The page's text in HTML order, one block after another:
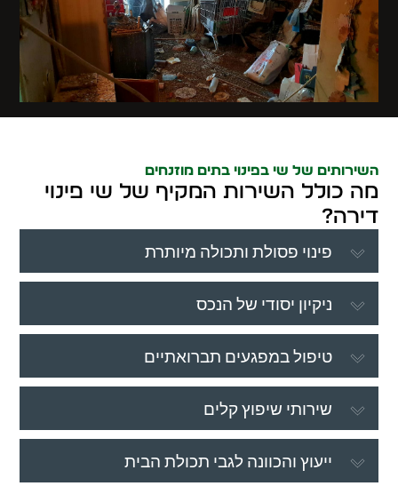
השירותים של שי בפינוי בתים מוזנחים
מה כולל השירות המקיף של שי פינוי
דירה?
פינוי פסולת ותכולה מיותרת
ניקיון יסודי של הנכס
טיפול במפגעים תברואתיים
שירותי שיפוץ קלים
ייעוץ והכוונה לגבי תכולת הבית